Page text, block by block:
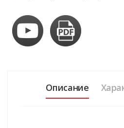
Описание